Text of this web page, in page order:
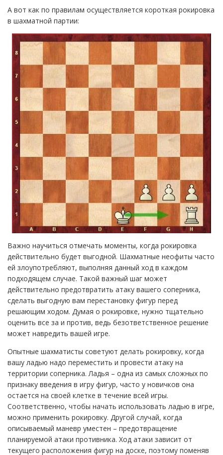
А вот как по правилам осуществляется короткая рокировка
в шахматной партии:
Важно научиться отмечать моменты, когда рокировка
действительно будет выгодной. Шахматные неофиты часто
ей злоупотребляют, выполняя данный ход в каждом
подходящем случае. Такой важный шаг может
действительно предотвратить атаку вашего соперника,
сделать выгодную вам перестановку фигур перед
решающим ходом. Думая о рокировке, нужно тщательно
оценить все за и против, ведь безответственное решение
может навредить вашей игре.
Опытные шахматисты советуют делать рокировку, когда
вашу ладью надо переместить и провести атаку на
территории соперника. Ладья – одна из самых сложных по
признаку введения в игру фигур, часто у новичков она
остается на своей клетке в течение всей игры.
Соответственно, чтобы начать использовать ладью в игре,
можно применить рокировку. Другой случай, когда
описываемый маневр уместен – предотвращение
планируемой атаки противника. Ход атаки зависит от
текущего расположения фигур на доске, поэтому поменяв